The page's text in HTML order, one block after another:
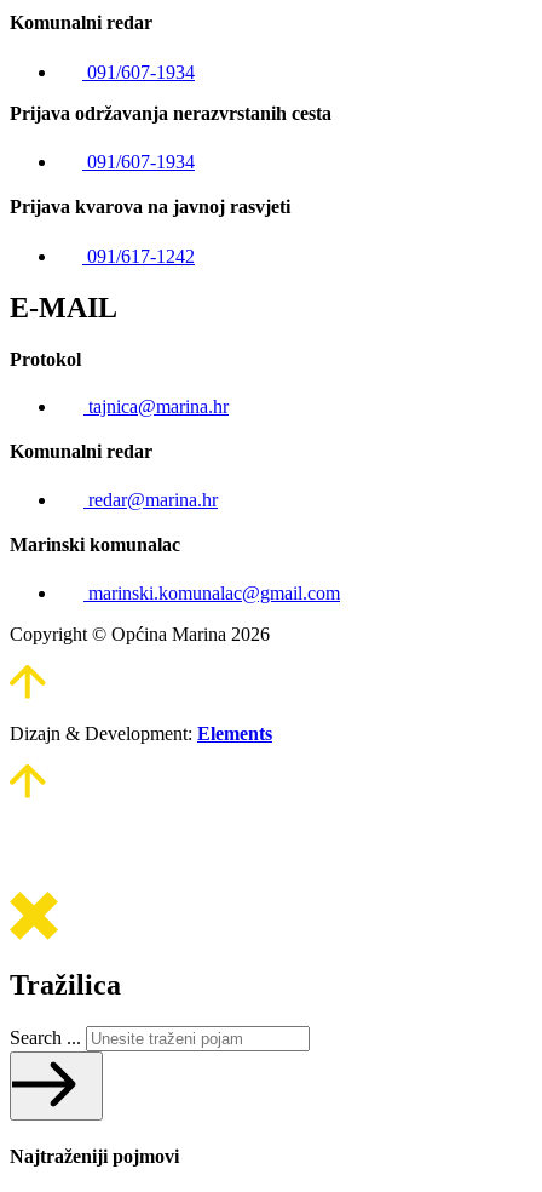
Komunalni redar
091/607-1934
Prijava održavanja nerazvrstanih cesta
091/607-1934
Prijava kvarova na javnoj rasvjeti
091/617-1242
E-MAIL
Protokol
tajnica@marina.hr
Komunalni redar
redar@marina.hr
Marinski komunalac
marinski.komunalac@gmail.com
Copyright © Općina Marina 2026
Dizajn & Development: Elements
Tražilica
Search ...
Najtraženiji pojmovi